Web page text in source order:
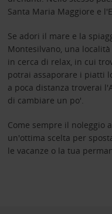
Santa Maria Maggiore e
Se adori il mare e la
Montesilvano, una
in cerca di relax, in cui
potrai assaporare i piatti
a poca distanza troverai
di cambiare un po'.
Come sempre il noleggio
un'ottima scelta per
le vacanze o la tua